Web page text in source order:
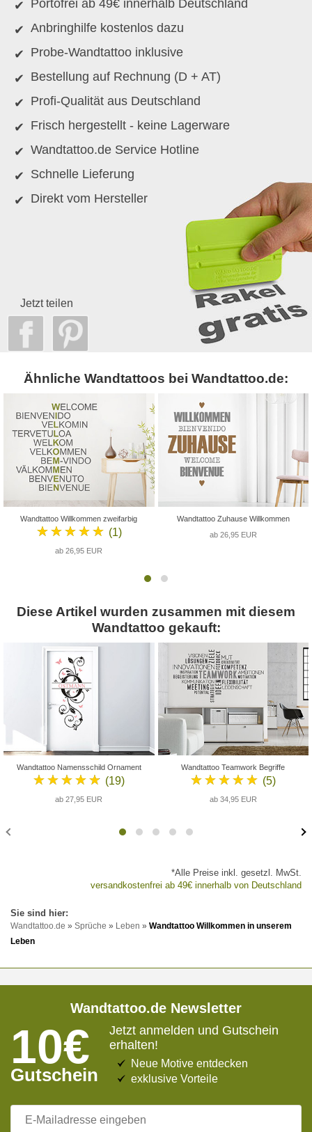
Portofrei ab 49€ innerhalb Deutschland
Anbringhilfe kostenlos dazu
Probe-Wandtattoo inklusive
Bestellung auf Rechnung (D + AT)
Profi-Qualität aus Deutschland
Frisch hergestellt - keine Lagerware
Wandtattoo.de Service Hotline
Schnelle Lieferung
Direkt vom Hersteller
Jetzt teilen
Ähnliche Wandtattoos bei Wandtattoo.de:
Wandtattoo Willkommen zweifarbig
★★★★★ (1)
ab 26,95 EUR
Wandtattoo Zuhause Willkommen
ab 26,95 EUR
Diese Artikel wurden zusammen mit diesem
Wandtattoo gekauft:
Wandtattoo Namensschild Ornament
★★★★★ (19)
ab 27,95 EUR
Wandtattoo Teamwork Begriffe
★★★★★ (5)
ab 34,95 EUR
*Alle Preise inkl. gesetzl. MwSt.
versandkostenfrei ab 49€ innerhalb von Deutschland
Wandtattoo.de » Sprüche » Leben » Wandtattoo Willkommen in unserem
Leben
Wandtattoo.de Newsletter
10€
Gutschein
Jetzt anmelden und Gutschein
erhalten!
Neue Motive entdecken
exklusive Vorteile